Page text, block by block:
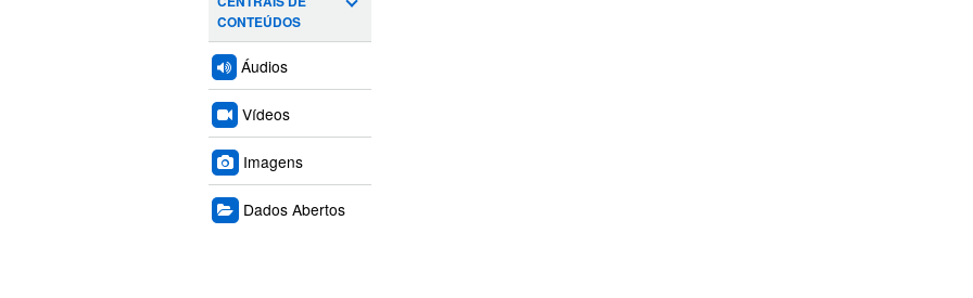
CONTEÚDOS
Áudios
Vídeos
Imagens
Dados Abertos